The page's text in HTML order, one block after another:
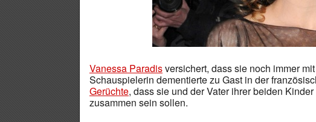
Vanessa Paradisversichert, dass sie noch immer mit
Schauspielerin dementierte zu Gast in der
Gerüchte, dass sie und der Vater ihrer beiden
zusammen sein sollen.